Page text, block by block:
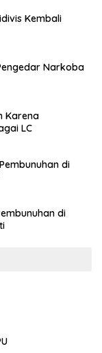
Kembali
Narkoba
Karena
LC
di